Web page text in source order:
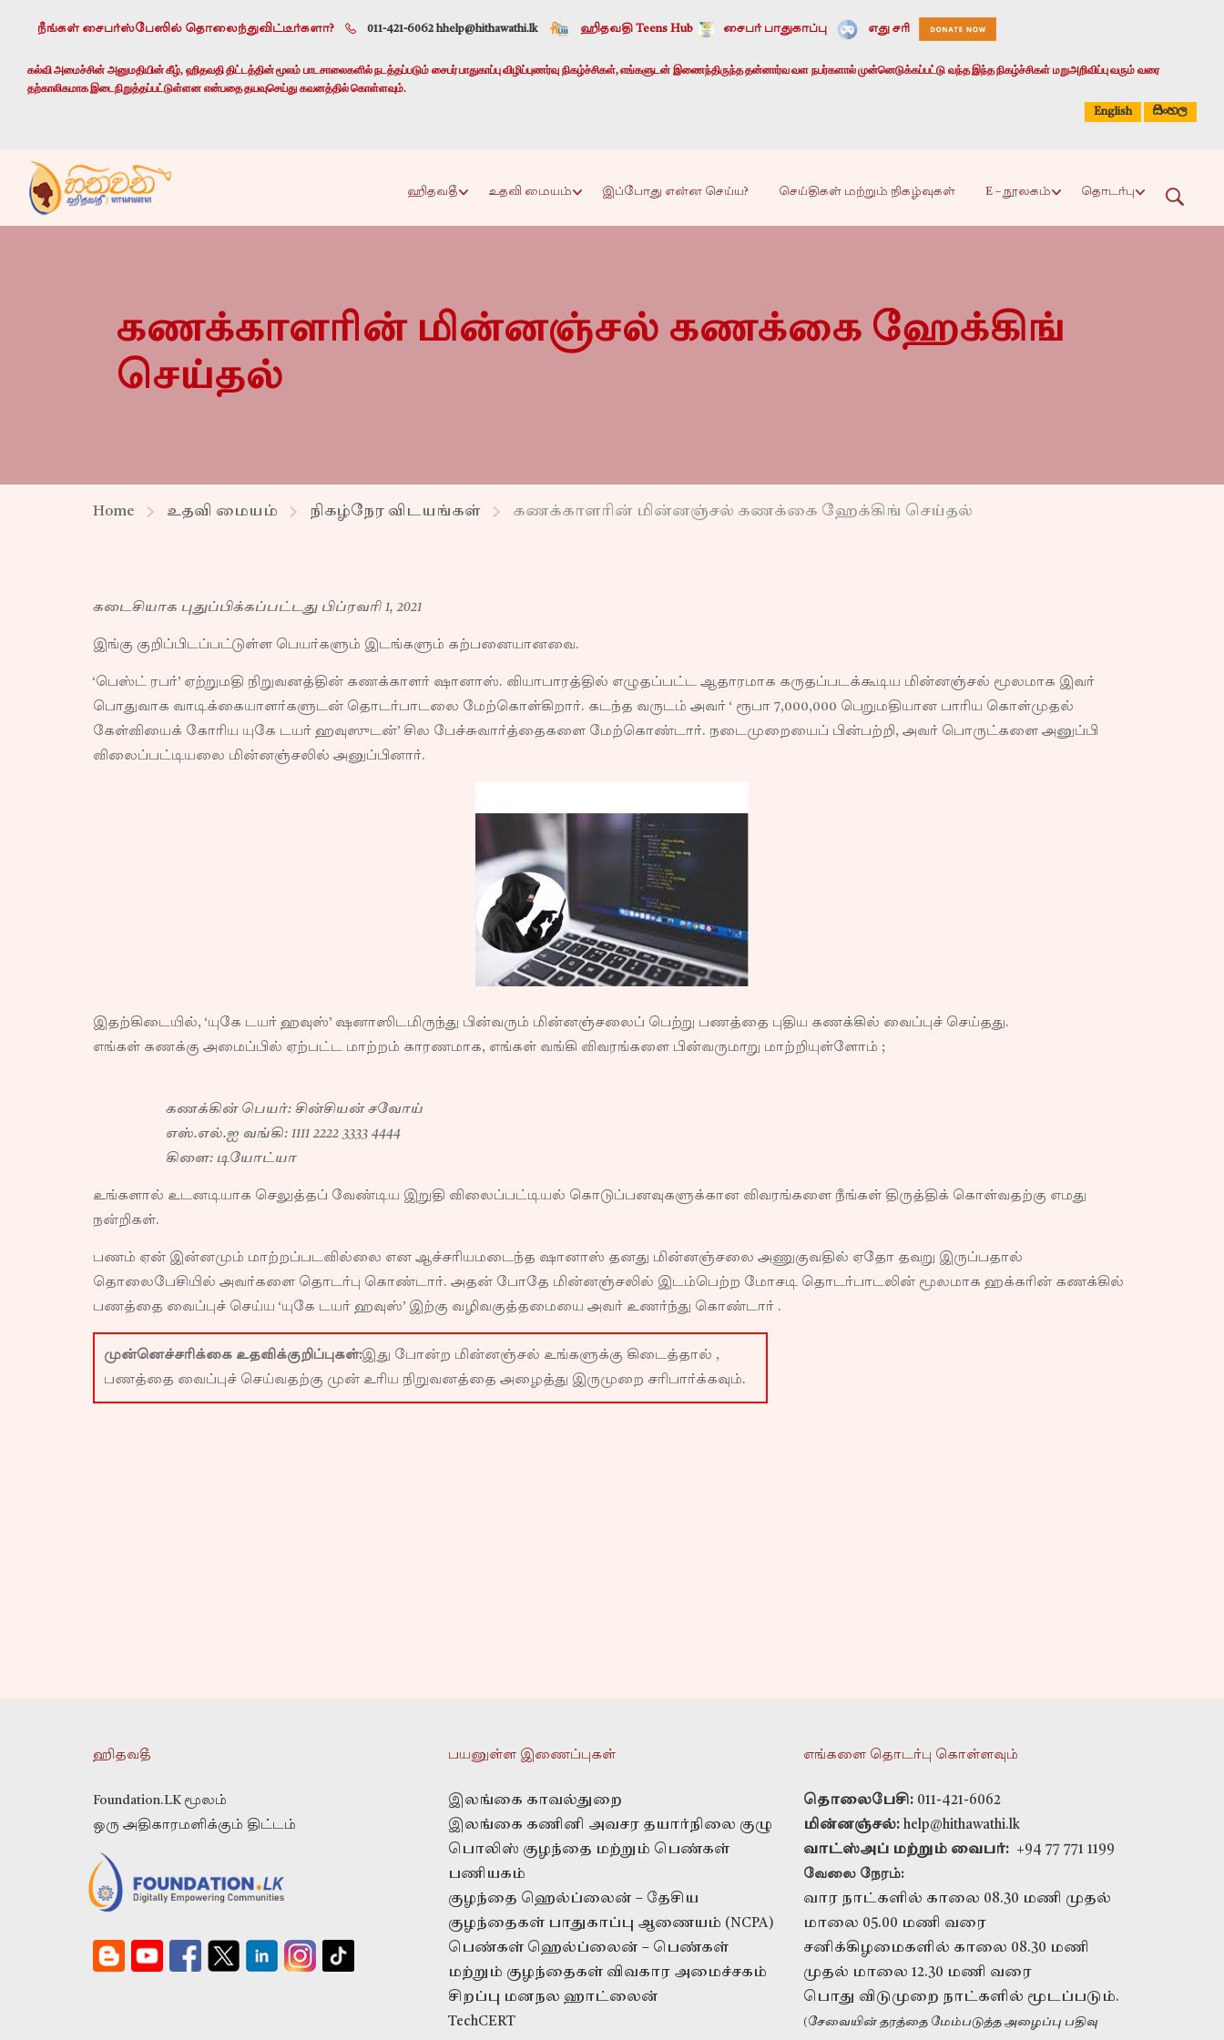
நீங்கள் சைபர்ஸ்பேஸில் தொலைந்துவிட்டீர்களா? 011-421-6062 hhelp@hithawathi.lk ஹிதவதி Teens Hub சைபர் பாதுகாப்பு எது சரி
கல்வி அமைச்சின் அனுமதியின் கீழ், ஹிதவதி திட்டத்தின் மூலம் பாடசாலைகளில் நடத்தப்படும் சைபர் பாதுகாப்பு விழிப்புணர்வு நிகழ்ச்சிகள், எங்களுடன் இணைந்திருந்த தன்னார்வ வள நபர்களால் முன்னெடுக்கப்பட்டு வந்த இந்த நிகழ்ச்சிகள் மறுஅறிவிப்பு வரும் வரை
தற்காலிகமாக இடைநிறுத்தப்பட்டுள்ளன என்பதை தயவுசெய்து கவனத்தில் கொள்ளவும்.
English සිංහල
ஹிதவதீ உதவி மையம் இப்போது என்ன செய்ய? செய்திகள் மற்றும் நிகழ்வுகள் E – நூலகம் தொடர்பு
கணக்காளரின் மின்னஞ்சல் கணக்கை ஹேக்கிங்
செய்தல்
Home உதவி மையம் நிகழ்நேர விடயங்கள் கணக்காளரின் மின்னஞ்சல் கணக்கை ஹேக்கிங் செய்தல்
கடைசியாக புதுப்பிக்கப்பட்டது பிப்ரவரி 1, 2021
இங்கு குறிப்பிடப்பட்டுள்ள பெயர்களும் இடங்களும் கற்பனையானவை.
‘பெஸ்ட் ரபர்’ ஏற்றுமதி நிறுவனத்தின் கணக்காளர் ஷானாஸ். வியாபாரத்தில் எழுதப்பட்ட ஆதாரமாக கருதப்படக்கூடிய மின்னஞ்சல் மூலமாக இவர்
பொதுவாக வாடிக்கையாளர்களுடன் தொடர்பாடலை மேற்கொள்கிறார். கடந்த வருடம் அவர் ‘ ரூபா 7,000,000 பெறுமதியான பாரிய கொள்முதல்
கேள்வியைக் கோரிய யுகே டயர் ஹவுஸுடன்’ சில பேச்சுவார்த்தைகளை மேற்கொண்டார். நடைமுறையைப் பின்பற்றி, அவர் பொருட்களை அனுப்பி
விலைப்பட்டியலை மின்னஞ்சலில் அனுப்பினார்.
இதற்கிடையில், ‘யுகே டயர் ஹவுஸ்’ ஷனாஸிடமிருந்து பின்வரும் மின்னஞ்சலைப் பெற்று பணத்தை புதிய கணக்கில் வைப்புச் செய்தது.
எங்கள் கணக்கு அமைப்பில் ஏற்பட்ட மாற்றம் காரணமாக, எங்கள் வங்கி விவரங்களை பின்வருமாறு மாற்றியுள்ளோம் ;
கணக்கின் பெயர்: சின்சியன் சவோய்
எஸ்.எல்.ஐ வங்கி: 1111 2222 3333 4444
கிளை: டியோட்யா
உங்களால் உடனடியாக செலுத்தப் வேண்டிய இறுதி விலைப்பட்டியல் கொடுப்பனவுகளுக்கான விவரங்களை நீங்கள் திருத்திக் கொள்வதற்கு எமது
நன்றிகள்.
பணம் ஏன் இன்னமும் மாற்றப்படவில்லை என ஆச்சரியமடைந்த ஷானாஸ் தனது மின்னஞ்சலை அணுகுவதில் ஏதோ தவறு இருப்பதால்
தொலைபேசியில் அவர்களை தொடர்பு கொண்டார். அதன் போதே மின்னஞ்சலில் இடம்பெற்ற மோசடி தொடர்பாடலின் மூலமாக ஹக்கரின் கணக்கில்
பணத்தை வைப்புச் செய்ய ‘யுகே டயர் ஹவுஸ்’ இற்கு வழிவகுத்தமையை அவர் உணர்ந்து கொண்டார் .
முன்னெச்சரிக்கை உதவிக்குறிப்புகள்:இது போன்ற மின்னஞ்சல் உங்களுக்கு கிடைத்தால் ,
பணத்தை வைப்புச் செய்வதற்கு முன் உரிய நிறுவனத்தை அழைத்து இருமுறை சரிபார்க்கவும்.
ஹிதவதீ
Foundation.LK மூலம்
ஒரு அதிகாரமளிக்கும் திட்டம்
பயனுள்ள இணைப்புகள்
இலங்கை காவல்துறை
இலங்கை கணினி அவசர தயார்நிலை குழு
பொலிஸ் குழந்தை மற்றும் பெண்கள்
பணியகம்
குழந்தை ஹெல்ப்லைன் – தேசிய
குழந்தைகள் பாதுகாப்பு ஆணையம் (NCPA)
பெண்கள் ஹெல்ப்லைன் – பெண்கள்
மற்றும் குழந்தைகள் விவகார அமைச்சகம்
சிறப்பு மனநல ஹாட்லைன்
TechCERT
எங்களை தொடர்பு கொள்ளவும்
தொலைபேசி: 011-421-6062
மின்னஞ்சல்: help@hithawathi.lk
வாட்ஸ்அப் மற்றும் வைபர்: +94 77 771 1199
வேலை நேரம்:
வார நாட்களில் காலை 08.30 மணி முதல்
மாலை 05.00 மணி வரை
சனிக்கிழமைகளில் காலை 08.30 மணி
முதல் மாலை 12.30 மணி வரை
பொது விடுமுறை நாட்களில் மூடப்படும்.
(சேவையின் தரத்தை மேம்படுத்த அழைப்பு பதிவு
கூட்டாளராக